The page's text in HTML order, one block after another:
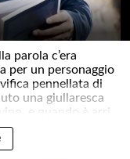
parola c’era
per un personaggio
pennellata di
una giullaresca
e quando è arri..